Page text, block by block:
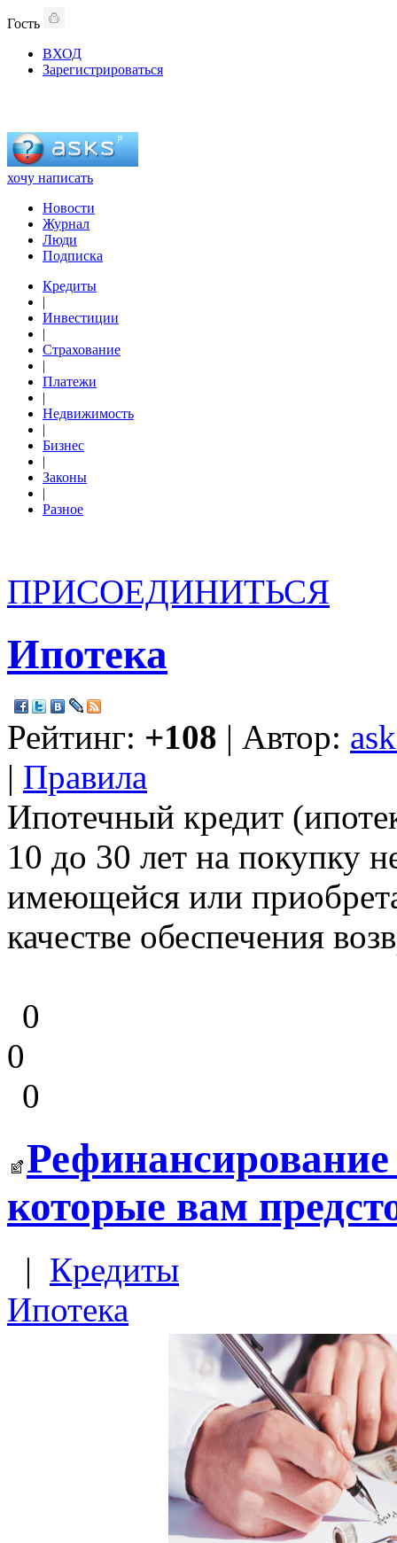
Гость
ВХОД
Зарегистрироваться
хочу написать
Новости
Журнал
Люди
Подписка
Кредиты
|
Инвестиции
|
Страхование
|
Платежи
|
Недвижимость
|
Бизнес
|
Законы
|
Разное
ПРИСОЕДИНИТЬСЯ
Ипотека
Рейтинг: +108 | Автор:
| Правила
Ипотечный кредит
10 до 30 лет на покупку
имеющейся или
качестве обеспечения
0
0
0
которые вам
| Кредиты
Ипотека